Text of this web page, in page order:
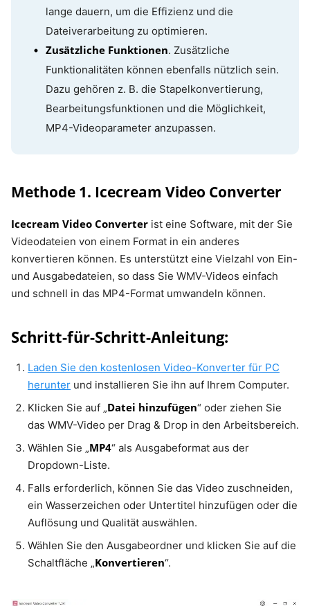
lange dauern, um die Effizienz und die
Dateiverarbeitung zu optimieren.
Zusätzliche Funktionen. Zusätzliche
Funktionalitäten können ebenfalls nützlich sein.
Dazu gehören z. B. die Stapelkonvertierung,
Bearbeitungsfunktionen und die Möglichkeit,
MP4-Videoparameter anzupassen.
Methode 1. Icecream Video Converter
Icecream Video Converter ist eine Software, mit der Sie
Videodateien von einem Format in ein anderes
konvertieren können. Es unterstützt eine Vielzahl von Ein-
und Ausgabedateien, so dass Sie WMV-Videos einfach
und schnell in das MP4-Format umwandeln können.
Schritt-für-Schritt-Anleitung:
Laden Sie den kostenlosen Video-Konverter für PC
herunter und installieren Sie ihn auf Ihrem Computer.
Klicken Sie auf „Datei hinzufügen“ oder ziehen Sie
das WMV-Video per Drag & Drop in den Arbeitsbereich.
Wählen Sie „MP4“ als Ausgabeformat aus der
Dropdown-Liste.
Falls erforderlich, können Sie das Video zuschneiden,
ein Wasserzeichen oder Untertitel hinzufügen oder die
Auflösung und Qualität auswählen.
Wählen Sie den Ausgabeordner und klicken Sie auf die
Schaltfläche „Konvertieren“.